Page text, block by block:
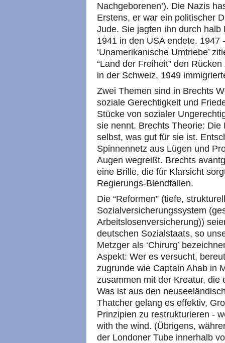
Nachgeborenen’). Die Nazis
Erstens, er war ein politischer
Jude. Sie jagten ihn durch
1941 in den USA endete. 1947
‘Unamerikanische Umtriebe’
“Land der Freiheit” den
in der Schweiz, 1949
Zwei Themen sind in Brechts
soziale Gerechtigkeit und
Stücke von sozialer
sie nennt. Brechts Theorie:
selbst, was gut für sie ist.
Spinnennetz aus Lügen und
Augen wegreißt. Brechts
eine Brille, die für Klarsicht
Regierungs-Blendfallen.
Die “Reformen” (tiefe,
Sozialversicherungssystem
Arbeitslosenversicherung))
deutschen Sozialstaats, so
Metzger als ‘Chirurg’
Aspekt: Wer es versucht,
zugrunde wie Captain Ahab in
zusammen mit der Kreatur, die
Was ist aus den
Thatcher gelang es effektiv,
Prinzipien zu restrukturieren -
with the wind. (Übrigens,
der Londoner Tube innerhalb